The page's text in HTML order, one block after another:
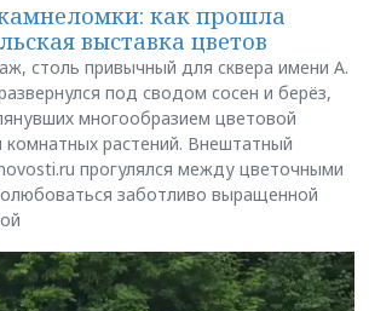
как прошла
выставка цветов
столь привычный для сквера имени А.
под сводом сосен и берёз,
многообразием цветовой
растений. Внештатный
прогулялся между цветочными
заботливо выращенной